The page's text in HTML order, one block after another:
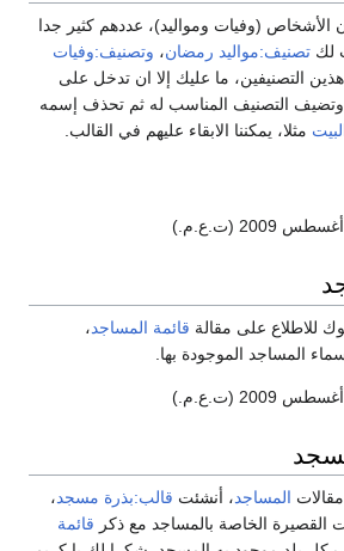
(وفيات ومواليد)، عددهم كثير جدا
رمضان ،وتصنيف:وفيات
ما عليك إلا ان تدخل على
المناسب له ثم تحذف إسمه
يمكننا الابقاء عليهم في القالب.
على مقالةقائمة المساجد،
الموجودة بها.
المساجد، أنشئتقالب:بذرة مسجد،
الخاصة بالمساجد مع ذكرقائمة